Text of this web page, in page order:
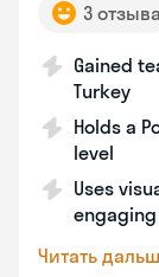
3 отзыва
Gained
Turkey
Holds a
level
Uses
engaging
Читать